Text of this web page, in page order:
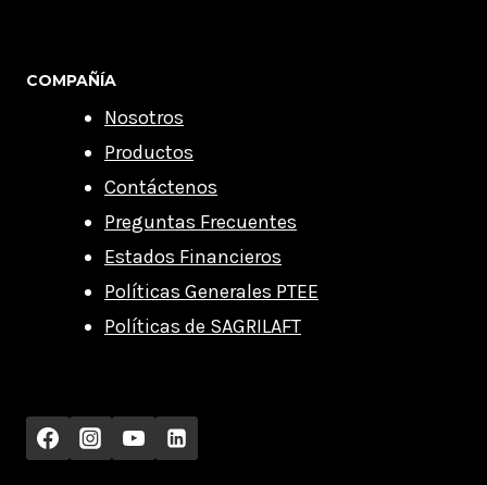
COMPAÑÍA
Nosotros
Productos
Contáctenos
Preguntas Frecuentes
Estados Financieros
Políticas Generales PTEE
Políticas de SAGRILAFT